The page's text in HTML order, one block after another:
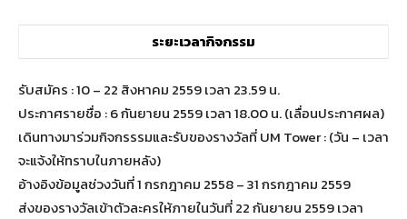
ระยะเวลากิจกรรม
รับสมัคร : 10 – 22 สิงหาคม 2559 เวลา 23.59 น.
ประกาศรายชื่อ : 6 กันยายน 2559 เวลา 18.00 น. (เลื่อนประกาศผล)
เดินทางมาร่วมกิจกรรรมและรับของรางวัลที่ UM Tower : (วัน – เวลา
จะแจ้งให้ทราบในภายหลัง)
อ้างอิงข้อมูลช่วงวันที่ 1 กรกฎาคม 2558 – 31 กรกฎาคม 2559
ส่งของรางวัลเข้าตัวละครให้ภายในวันที่ 22 กันยายน 2559 เวลา